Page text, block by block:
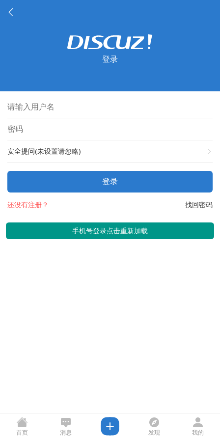
登录
安全提问(未设置请忽略)
登录
找回密码
还没有注册？
手机号登录点击重新加载
首页 消息 发现 我的